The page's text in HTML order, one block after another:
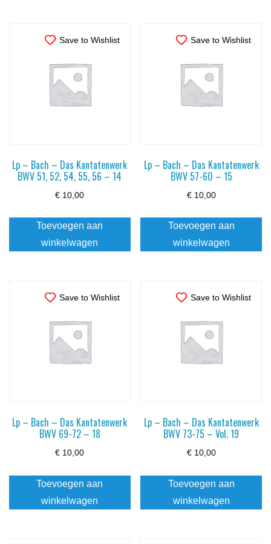
Save to Wishlist
Lp – Bach – Das Kantatenwerk
BWV 51, 52, 54, 55, 56 – 14
€ 10,00
Toevoegen aan
winkelwagen
Save to Wishlist
Lp – Bach – Das Kantatenwerk
BWV 57-60 – 15
€10,00
Toevoegen aan
winkelwagen
Save to Wishlist
Lp – Bach – Das Kantatenwerk
BWV 69-72 – 18
€ 10,00
Toevoegen aan
winkelwagen
Save to Wishlist
Lp – Bach – Das Kantatenwerk
BWV 73-75 – Vol. 19
€10,00
Toevoegen aan
winkelwagen